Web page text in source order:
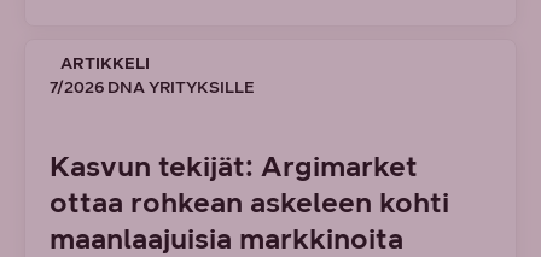
ARTIKKELI
7/2026 DNA YRITYKSILLE
Kasvun tekijät: Argimarket
ottaa rohkean askeleen kohti
maanlaajuisia markkinoita